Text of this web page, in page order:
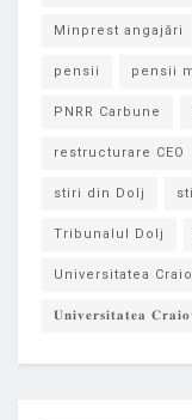
Minprest angajări
pensii pensii
PNRR Carbune
restructurare CEO
stiri din Dolj
Tribunalul Dolj
Universitatea
𝐔𝐧𝐢𝐯𝐞𝐫𝐬𝐢𝐭𝐚𝐭𝐞𝐚